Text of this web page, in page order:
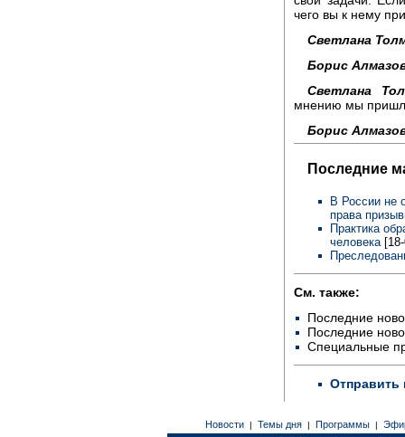
чего вы к нему
Светлана
Борис
Светлана
мнению мы
Борис
Последние
В России не
права
Практика
человека
См. также:
Последние
Последние
Специальные
Отправить
Новости | Темы дня | Программы |